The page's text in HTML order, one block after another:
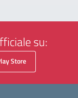
su:
Store